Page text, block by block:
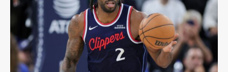
Contacto
Política de privacidad
Políticas del Sitio
Información Propietaria / Financiación
Mi cuenta